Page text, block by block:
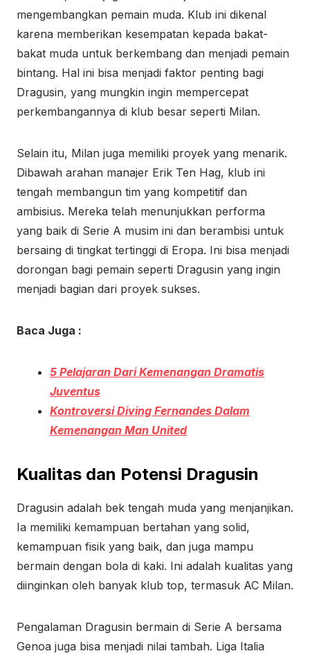
mengembangkan pemain muda. Klub ini dikenal
karena memberikan kesempatan kepada bakat-
bakat muda untuk berkembang dan menjadi pemain
bintang. Hal ini bisa menjadi faktor penting bagi
Dragusin, yang mungkin ingin mempercepat
perkembangannya di klub besar seperti Milan.
Selain itu, Milan juga memiliki proyek yang menarik.
Dibawah arahan manajer Erik Ten Hag, klub ini
tengah membangun tim yang kompetitif dan
ambisius. Mereka telah menunjukkan performa
yang baik di Serie A musim ini dan berambisi untuk
bersaing di tingkat tertinggi di Eropa. Ini bisa menjadi
dorongan bagi pemain seperti Dragusin yang ingin
menjadi bagian dari proyek sukses.
Baca Juga :
5 Pelajaran Dari Kemenangan Dramatis
Juventus
Kontroversi Diving Fernandes Dalam
Kemenangan Man United
Kualitas dan Potensi Dragusin
Dragusin adalah bek tengah muda yang menjanjikan.
Ia memiliki kemampuan bertahan yang solid,
kemampuan fisik yang baik, dan juga mampu
bermain dengan bola di kaki. Ini adalah kualitas yang
diinginkan oleh banyak klub top, termasuk AC Milan.
Pengalaman Dragusin bermain di Serie A bersama
Genoa juga bisa menjadi nilai tambah. Liga Italia